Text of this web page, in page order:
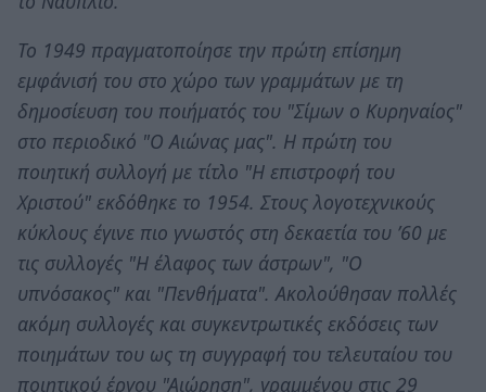
Το 1949 πραγματοποίησε την πρώτη επίσημη
εμφάνισή του στο χώρο των γραμμάτων με τη
δημοσίευση του ποιήματός του "Σίμων ο Κυρηναίος"
στο περιοδικό "Ο Αιώνας μας". Η πρώτη του
ποιητική συλλογή με τίτλο "Η επιστροφή του
Χριστού" εκδόθηκε το 1954. Στους λογοτεχνικούς
κύκλους έγινε πιο γνωστός στη δεκαετία του ’60 με
τις συλλογές "Η έλαφος των άστρων", "Ο
υπνόσακος" και "Πενθήματα". Ακολούθησαν πολλές
ακόμη συλλογές και συγκεντρωτικές εκδόσεις των
ποιημάτων του ως τη συγγραφή του τελευταίου του
ποιητικού έργου "Αιώρηση", γραμμένου στις 29